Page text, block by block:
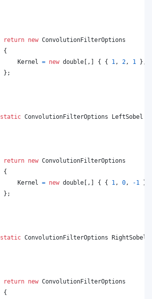
return new ConvolutionFilterOptions
{
Kernel
= new double [ , ] { { 1 , 2 , 1 }
} ;
static ConvolutionFilterOptions
LeftSobel
return new ConvolutionFilterOptions
{
Kernel
= new double [ , ] { { 1 , 0 , -1 }
} ;
static ConvolutionFilterOptions RightSobel
return new ConvolutionFilterOptions
{